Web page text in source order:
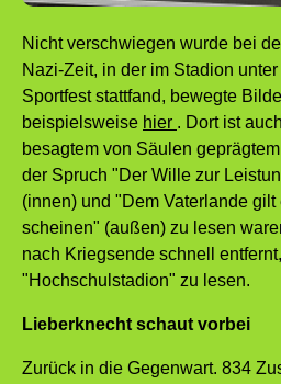
Nicht verschwiegen wurde bei
Nazi-Zeit, in der im Stadion
Sportfest stattfand, bewegte
beispielsweise hier . Dort ist
besagtem von Säulen
der Spruch "Der Wille zur
(innen) und "Dem Vaterlande
scheinen" (außen) zu lesen
nach Kriegsende schnell
"Hochschulstadion" zu lesen.
Lieberknecht schaut vorbei
Zurück in die Gegenwart. 834